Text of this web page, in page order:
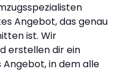
Angebot, das genau
ist. Wir
erstellen dir ein
in dem alle